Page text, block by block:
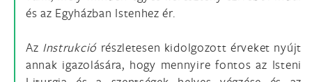
és az Egyházban Istenhez ér.
Az Instrukciórészletesen kidolgozott érveket nyújt
annak igazolására, hogy mennyire fontos az Isteni